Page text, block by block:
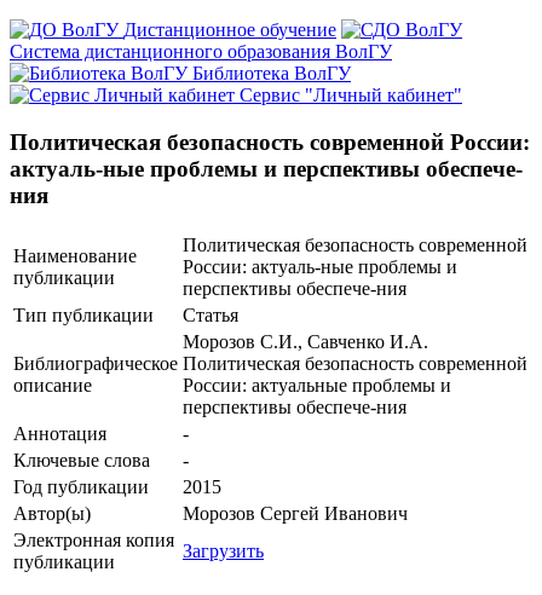
Дистанционное обучение
Система дистанционного образования ВолГУ
Библиотека ВолГУ
Сервис "Личный кабинет"
Политическая безопасность современной России:
актуаль-ные проблемы и перспективы обеспече-
ния
Наименование
публикации
Политическая безопасность современной
России: актуаль-ные проблемы и
перспективы обеспече-ния
Тип публикации
Статья
Библиографическое
описание
Морозов С.И., Савченко И.А.
Политическая безопасность современной
России: актуальные проблемы и
перспективы обеспече-ния
Аннотация
-
Ключевые cлова
-
Год публикации
2015
Автор(ы)
Морозов Сергей Иванович
Электронная копия
публикации
Загрузить